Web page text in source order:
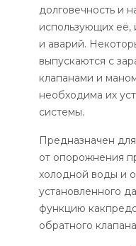
долговечность и
использующих её,
и аварий.
выпускаются с
клапанами и
необходима их
системы.
Предназначен
от опорожнения
холодной воды и
установленного
функцию
обратного